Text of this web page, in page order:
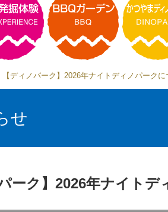
【ディノパーク】2026年ナイトディノパークに
せ
ーク】2026年ナイトデ